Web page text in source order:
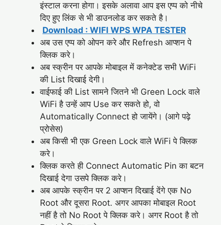
इंस्टाल करना होगा। इसके अलावा आप इस एप्प को नीचे
दिए हुए लिंक से भी डाउनलोड कर सकते है।
Download : WIFI WPS WPA TESTER
अब उस एप्प को ओपन करे और Refresh आप्शन पे
क्लिक करे।
अब स्क्रीन पर आपके मोबाइल में कनेक्टेड सभी WiFi
की List दिखाई देगी।
वाईफाई की List सामने जितने भी Green Lock वाले
WiFi है उन्हें आप Use कर सकते हो, वो
Automatically Connect हो जायेंगे। (आगे पढ़े
प्रोसेस)
अब किसी भी एक Green Lock वाले WiFi पे क्लिक
करे।
क्लिक करते ही Connect Automatic Pin का बटन
दिखाई देगा उसपे क्लिक करे।
अब आपके स्क्रीन पर 2 आप्शन दिखाई देंगे एक No
Root और दूसरा Root. अगर आपका मोबाइल Root
नहीं है तो No Root पे क्लिक करे। अगर Root है तो